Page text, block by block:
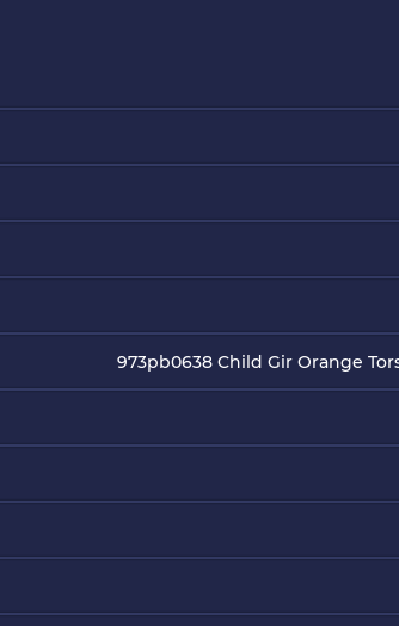
973pb0638 Child Gir Orange